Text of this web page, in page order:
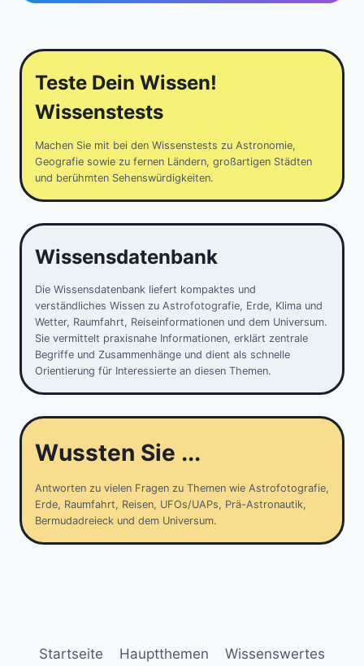
Teste Dein Wissen!
Wissenstests
Machen Sie mit bei den Wissenstests zu Astronomie,
Geografie sowie zu fernen Ländern, großartigen Städten
und berühmten Sehenswürdigkeiten.
Wissensdatenbank
Die Wissensdatenbank liefert kompaktes und
verständliches Wissen zu Astrofotografie, Erde, Klima und
Wetter, Raumfahrt, Reiseinformationen und dem Universum.
Sie vermittelt praxisnahe Informationen, erklärt zentrale
Begriffe und Zusammenhänge und dient als schnelle
Orientierung für Interessierte an diesen Themen.
Wussten Sie ...
Antworten zu vielen Fragen zu Themen wie Astrofotografie,
Erde, Raumfahrt, Reisen, UFOs/UAPs, Prä-Astronautik,
Bermudadreieck und dem Universum.
Startseite Hauptthemen Wissenswertes